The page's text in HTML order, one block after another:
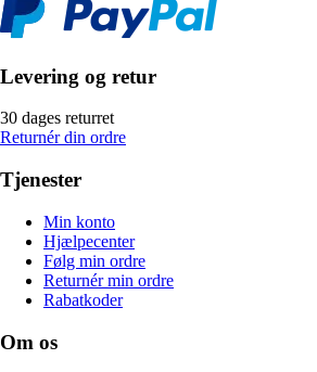
Levering og retur
30 dages returret
Returnér din ordre
Tjenester
Min konto
Hjælpecenter
Følg min ordre
Returnér min ordre
Rabatkoder
Om os